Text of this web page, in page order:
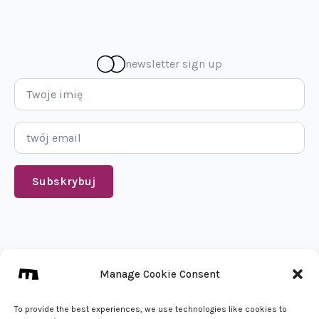
Manage Cookie Consent
To provide the best experiences, we use technologies like cookies to
newsletter sign up
Imię
Email
Subskrybuj
info@mena.studio